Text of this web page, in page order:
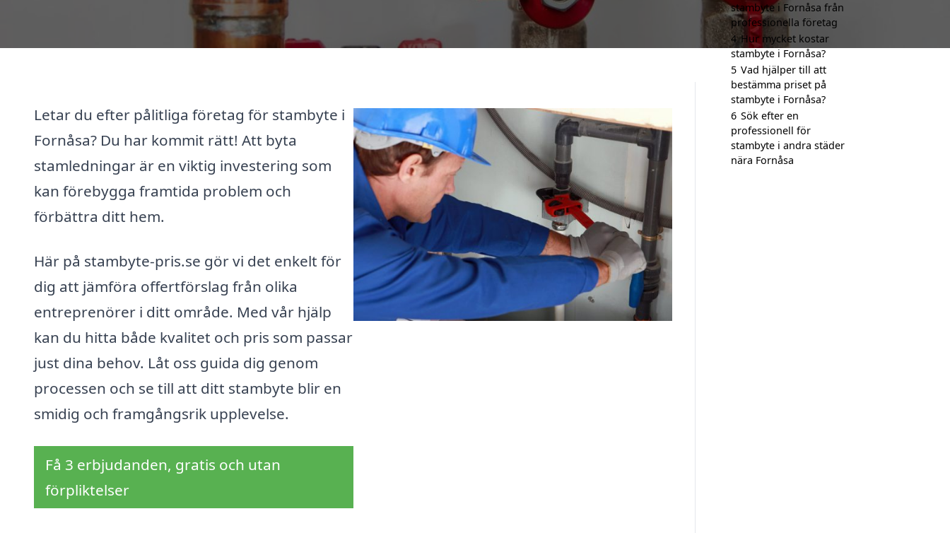
Letar du efter pålitliga företag för stambyte i
Fornåsa? Du har kommit rätt! Att byta
stamledningar är en viktig investering som
kan förebygga framtida problem och
förbättra ditt hem.
Här på stambyte-pris.se gör vi det enkelt för
dig att jämföra offertförslag från olika
entreprenörer i ditt område. Med vår hjälp
kan du hitta både kvalitet och pris som passar
just dina behov. Låt oss guida dig genom
processen och se till att ditt stambyte blir en
smidig och framgångsrik upplevelse.
Få 3 erbjudanden, gratis och utan
förpliktelser
stambyte i Fornåsa från
professionella företag
4 Hur mycket kostar
stambyte i Fornåsa?
5 Vad hjälper till att
bestämma priset på
stambyte i Fornåsa?
6 Sök efter en
professionell för
stambyte i andra städer
nära Fornåsa